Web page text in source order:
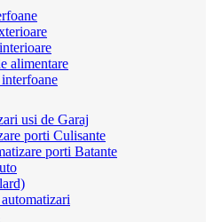
alimentare
usi de Garaj
porti Culisante
porti Batante